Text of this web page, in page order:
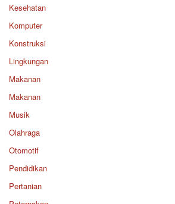
Kesehatan
Komputer
Konstruksi
Lingkungan
Makanan
Makanan
Musik
Olahraga
Otomotif
Pendidikan
Pertanian